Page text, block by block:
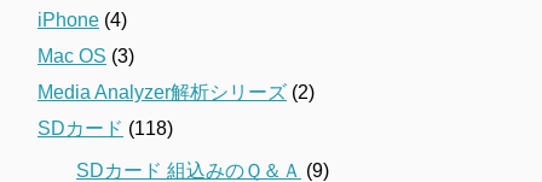
iPhone (4)
Mac OS (3)
Media Analyzer解析シリーズ (2)
SDカード (118)
SDカード 組込みのＱ＆Ａ (9)